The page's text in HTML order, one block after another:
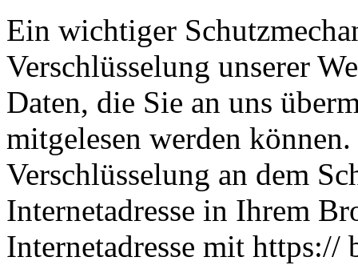
Ein wichtiger
Verschlüsselung unserer
Daten, die Sie an uns
mitgelesen werden
Verschlüsselung an dem
Internetadresse in Ihrem
Internetadresse mit